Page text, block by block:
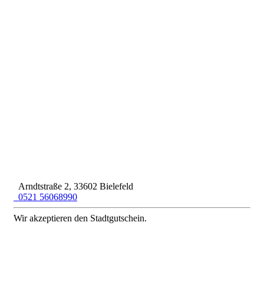
Arndtstraße 2, 33602 Bielefeld
0521 56068990
Wir akzeptieren den Stadtgutschein.